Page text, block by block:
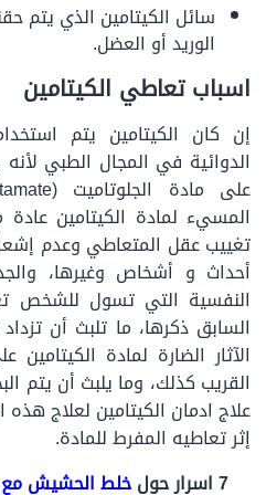
سائل الكيتامين الذي يتم
الوريد أو العضل.
اسباب تعاطي الكيتامين
إن كان الكيتامين يتم
الدوائية في المجال الطبي
المسيء لمادة الكيتامين
تغييب عقل المتعاطي وعدم
أحداث و أشخاص وغيرها،
النفسية التي تسول للشخص
السابق ذكرها، ما تلبث أن
الآثار الضارة لمادة
القريب كذلك، وما يلبث أن يتم
علاج ادمان الكيتامين لعلاج هذه
إثر تعاطيه المفرط للمادة.
7 اسرار حول
خلط الحشيش مع